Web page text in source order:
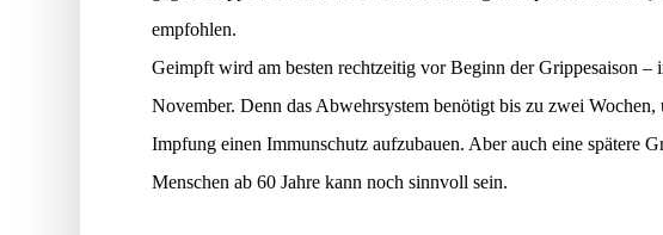
empfohlen.
Geimpft wird am besten rechtzeitig vor Beginn der Grippesaison –
November. Denn das Abwehrsystem benötigt bis zu zwei Wochen,
Impfung einen Immunschutz aufzubauen. Aber auch eine spätere
Menschen ab 60 Jahre kann noch sinnvoll sein.